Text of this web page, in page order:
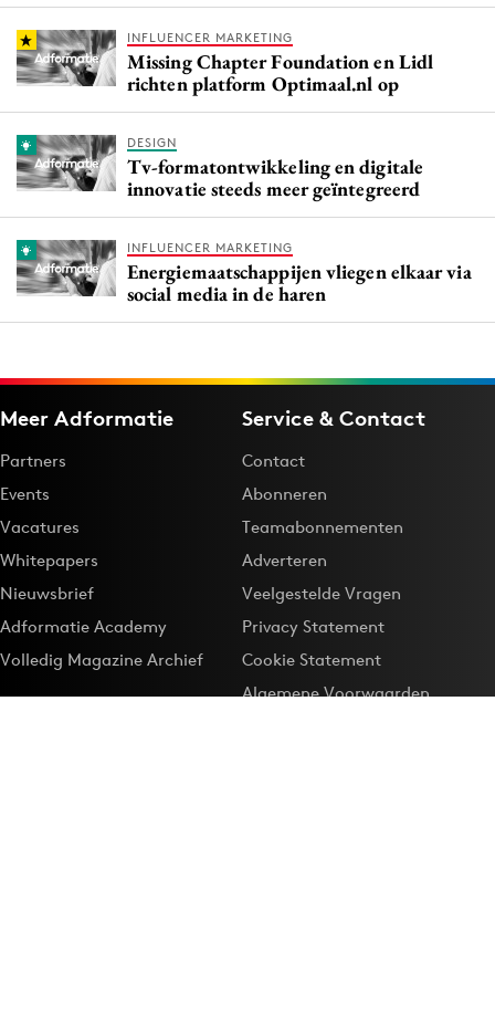
INFLUENCER MARKETING
Missing Chapter Foundation en Lidl
richten platform Optimaal.nl op
DESIGN
Tv-formatontwikkeling en digitale
innovatie steeds meer geïntegreerd
INFLUENCER MARKETING
Energiemaatschappijen vliegen elkaar via
social media in de haren
Meer Adformatie
Partners
Events
Vacatures
Whitepapers
Nieuwsbrief
Adformatie Academy
Volledig Magazine Archief
Service & Contact
Contact
Abonneren
Teamabonnementen
Adverteren
Veelgestelde Vragen
Privacy Statement
Cookie Statement
Algemene Voorwaarden